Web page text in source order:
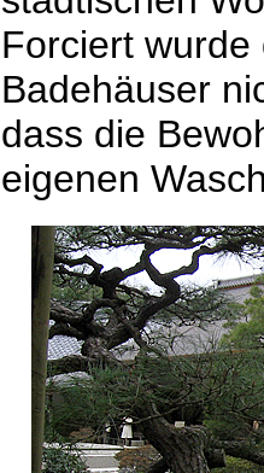
Forciert
Badehäuser
dass die
eigenen